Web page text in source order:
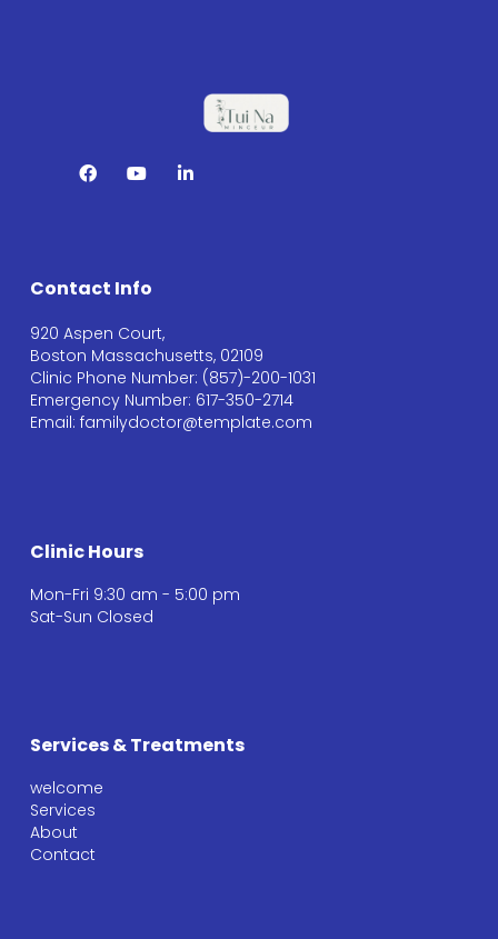
Contact Info
920 Aspen Court,
Boston Massachusetts, 02109
Clinic Phone Number: (857)-200-1031
Emergency Number: 617-350-2714
Email: familydoctor@template.com
Clinic Hours
Mon-Fri 9:30 am - 5:00 pm
Sat-Sun Closed
Services & Treatments
welcome
Services
About
Contact